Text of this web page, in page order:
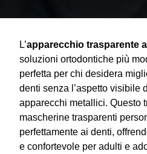
L’apparecchio trasparente
soluzioni ortodontiche più
perfetta per chi desidera
denti senza l’aspetto visibile
apparecchi metallici. Questo
mascherine trasparenti
perfettamente ai denti,
e confortevole per adulti e